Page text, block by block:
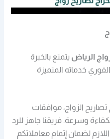
الرياض يتمتع بالخبرة
خدماته المتميزة
الزواج، موافقات
وسرعة. فريقنا جاهز للرد
لضمان إتمام معاملاتكم